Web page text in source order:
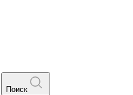
Поиск